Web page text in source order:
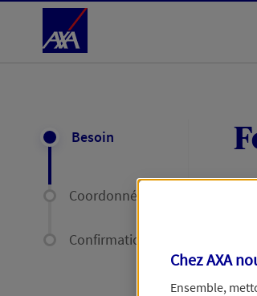
Accéder au Contenu
Besoin
Coordonnées
Confirmation
Chez AXA
Ensemble,